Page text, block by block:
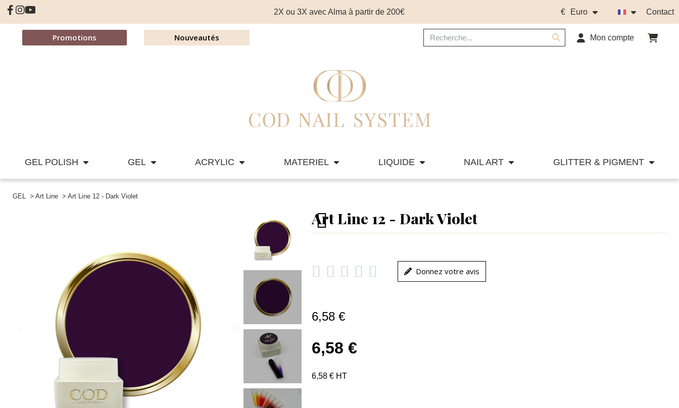
2X ou 3X avec Alma à partir de 200€ € Euro Contact
Promotions Nouveautés Mon compte
GEL POLISH GEL ACRYLIC MATERIEL LIQUIDE NAIL ART GLITTER & PIGMENT
GEL Art Line Art Line 12 - Dark Violet
Art Line 12 - Dark Violet
     Donnez votre avis
6,58 €
6,58 €
6,58 € HT